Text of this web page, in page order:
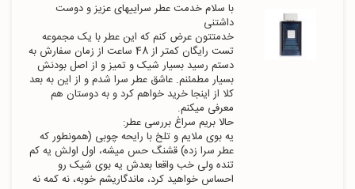
با سلام خدمت عطر سراییهای عزیز و دوست
خدمتتون عرض کنم که این عطر با یک مجموعه
تست رایگان کمتر از 48 ساعت از زمان سفارش به
دستم رسید بسیار شیک و تمیز و از اصل بودنش
کلا از اینجا خرید خواهم کرد و به دوستان هم
یه بوی ملایم و تلخ با رایحه چوبی (همونطور که
عطر سرا زده) قشنگ حس میشه، اول اولش یه کم
تنده ولی خب واقعا بعدش یه بوی شیک رو
احساس خواهید کرد، ماندگاریشم خوبه، نه کمه نه